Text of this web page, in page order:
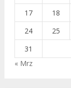
17
18
24
25
31
« Mrz